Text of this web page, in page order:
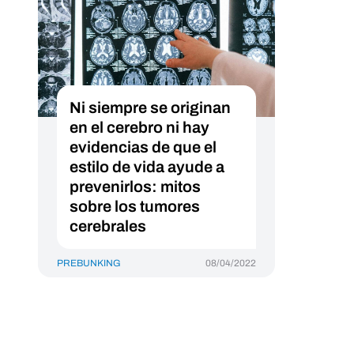
Ni siempre se originan
en el cerebro ni hay
evidencias de que el
estilo de vida ayude a
prevenirlos: mitos
sobre los tumores
cerebrales
PREBUNKING 08/04/2022